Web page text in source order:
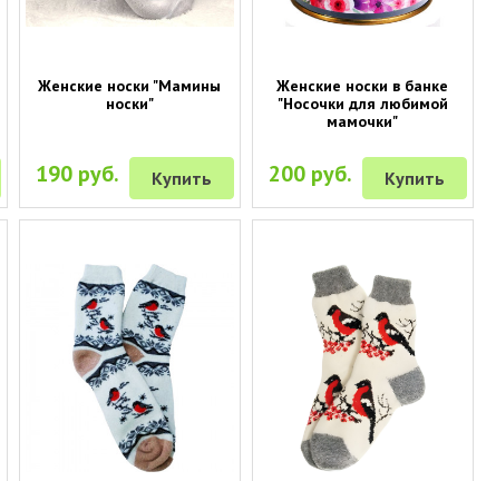
Женские носки "Мамины
носки"
190 руб. Купить
Женские носки в банке
"Носочки для любимой
мамочки"
200 руб. Купить